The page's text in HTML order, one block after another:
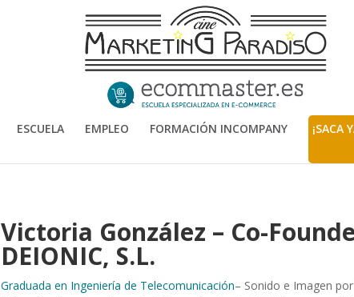
ESCUELA EMPLEO FORMACIÓN INCOMPANY ¡SACA
Victoria González – Co-
DEIONIC, S.L.
Graduada en Ingeniería de Telecomunicación– Sonido e Imagen